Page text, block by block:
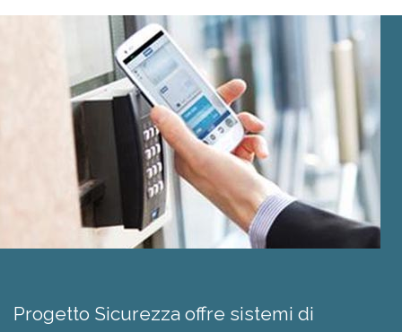
Progetto Sicurezza offre sistemi di